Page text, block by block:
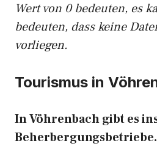
Wert von 0 bedeuten, es
bedeuten, dass keine
vorliegen.
Tourismus in
In Vöhrenbach gibt es